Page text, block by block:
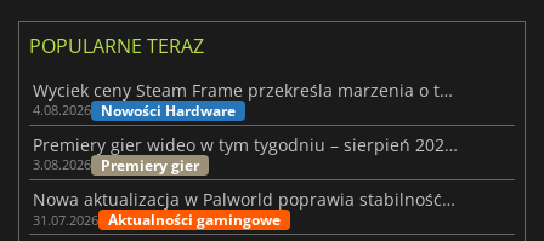
POPULARNE TERAZ
Wyciek ceny Steam Frame przekreśla marzenia o tanim zestawie VR
4.08.2026 Nowości Hardware
Premiery gier wideo w tym tygodniu – sierpień 2026 r. (32. tydzień)
3.08.2026 Premiery gier
Nowa aktualizacja w Palworld poprawia stabilność Sunreach i walk z bossami
31.07.2026 Aktualności gamingowe